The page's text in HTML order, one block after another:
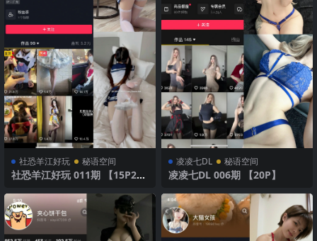
社恐羊江好玩 秘语空间
社恐羊江好玩 011期 【15P2
凌凌七DL 秘语空间
凌凌七DL 006期 【20P】